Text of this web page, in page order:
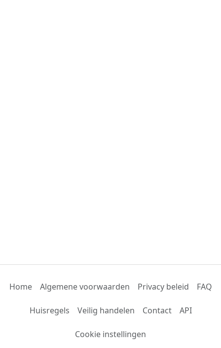
Home Algemene voorwaarden Privacy beleid FAQ
Huisregels Veilig handelen Contact API
Cookie instellingen